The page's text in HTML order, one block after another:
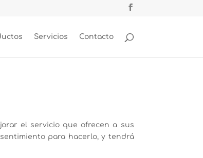
Servicios Contacto
el servicio que ofrecen a sus
para hacerlo, y tendrá